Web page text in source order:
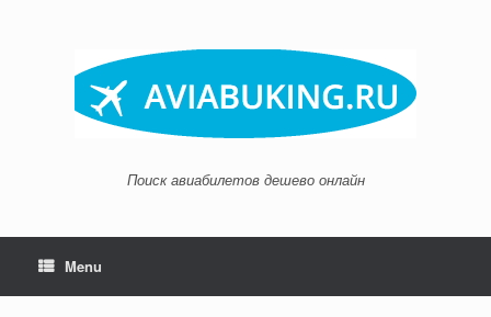
Поиск авиабилетов дешево онлайн
Menu